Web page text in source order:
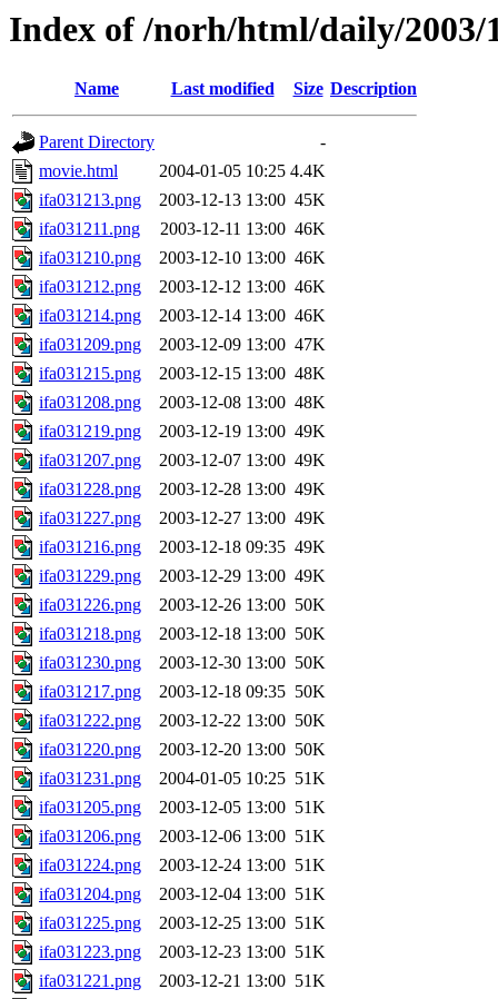
Index of /norh/html/daily/2003/
Name Last modified Size Description
Parent Directory
-
movie.html
2004-01-05 10:25 4.4K
ifa031213.png
2003-12-13 13:00 45K
ifa031211.png
2003-12-11 13:00 46K
ifa031210.png
2003-12-10 13:00 46K
ifa031212.png
2003-12-12 13:00 46K
ifa031214.png
2003-12-14 13:00 46K
ifa031209.png
2003-12-09 13:00 47K
ifa031215.png
2003-12-15 13:00 48K
ifa031208.png
2003-12-08 13:00 48K
ifa031219.png
2003-12-19 13:00 49K
ifa031207.png
2003-12-07 13:00 49K
ifa031228.png
2003-12-28 13:00 49K
ifa031227.png
2003-12-27 13:00 49K
ifa031216.png
2003-12-18 09:35 49K
ifa031229.png
2003-12-29 13:00 49K
ifa031226.png
2003-12-26 13:00 50K
ifa031218.png
2003-12-18 13:00 50K
ifa031230.png
2003-12-30 13:00 50K
ifa031217.png
2003-12-18 09:35 50K
ifa031222.png
2003-12-22 13:00 50K
ifa031220.png
2003-12-20 13:00 50K
ifa031231.png
2004-01-05 10:25 51K
ifa031205.png
2003-12-05 13:00 51K
ifa031206.png
2003-12-06 13:00 51K
ifa031224.png
2003-12-24 13:00 51K
ifa031204.png
2003-12-04 13:00 51K
ifa031225.png
2003-12-25 13:00 51K
ifa031223.png
2003-12-23 13:00 51K
ifa031221.png
2003-12-21 13:00 51K